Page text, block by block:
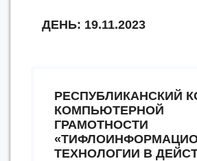
ДЕНЬ: 19.11.2023
РЕСПУБЛИКАНСКИЙ
КОМПЬЮТЕРНОЙ
ГРАМОТНОСТИ
ТЕХНОЛОГИИ В